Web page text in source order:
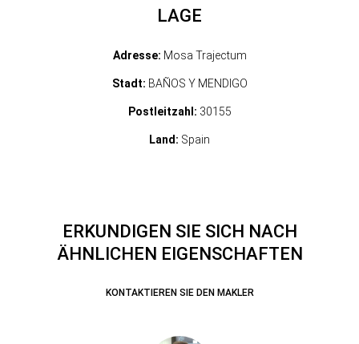
LAGE
Adresse: Mosa Trajectum
Stadt: BAÑOS Y MENDIGO
Postleitzahl: 30155
Land: Spain
ERKUNDIGEN SIE SICH NACH
ÄHNLICHEN EIGENSCHAFTEN
KONTAKTIEREN SIE DEN MAKLER